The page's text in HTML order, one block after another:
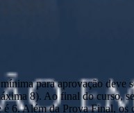
para aprovação deve
8). Ao final do curso,
6. Além da Prova Final, os